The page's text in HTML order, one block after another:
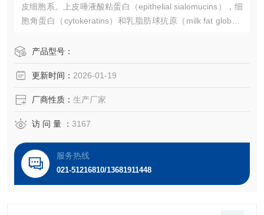
皮细胞系。上皮唾液酸粘蛋白（epithelial sialomucins），细
胞角蛋白（cytokeratins）和乳脂肪球抗原（milk fat globule
融合时形成圆顶状形态。迄今为止，细胞未显示终末分化或
产品型号：
更新时间： 2026-01-19
厂商性质： 生产厂家
访 问 量 ： 3167
服务热线
021-51216810/13681911448